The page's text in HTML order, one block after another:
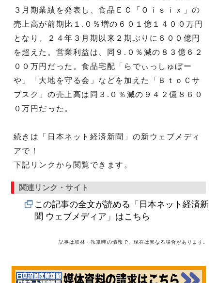
３月期業績を発表し、食品ＥＣ「Ｏｉｓｉｘ」の
売上高が前期比１.０％増の６０１億１４００万円
となり、２４年３月期以来２期ぶりに６００億円
を超えた。営業利益は、同９.０％減の８３億６２
００万円だった。食品宅配「らでぃっしゅぼー
や」「大地を守る会」などを加えた「ＢｔｏＣサ
ブスク」の売上高は同３.０％減の９４２億８６０
０万円だった。
続きは「日本ネット経済新聞」の新ウェブメディ
アで！
下記リンクから閲覧できます。
関連リンク・サイト
この記事の全文が読める「日本ネット経済新
聞 ウェブメディア」はこちら
記事は取材・執筆時の情報で、現在は異なる場合があります。